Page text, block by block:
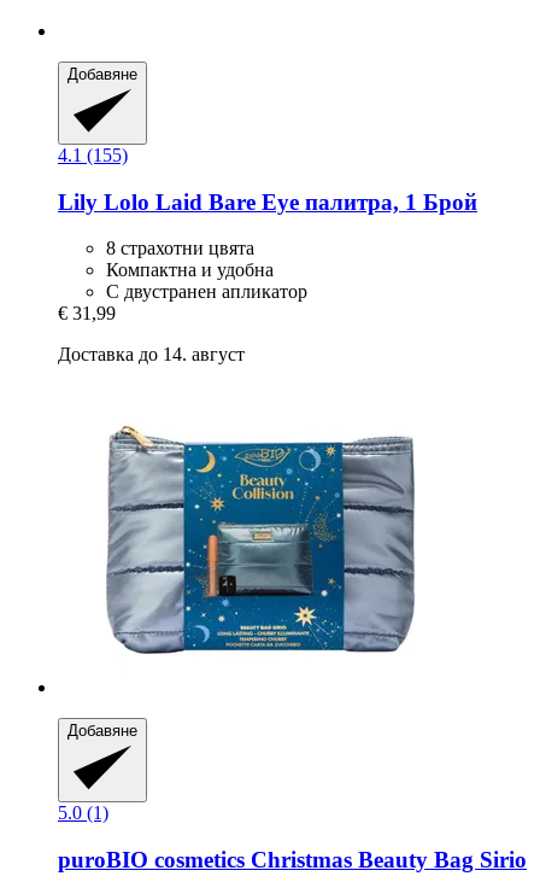
Добавяне
4.1 (155)
Lily Lolo Laid Bare Eye палитра, 1 Брой
8 страхотни цвята
Компактна и удобна
С двустранен апликатор
€ 31,99
Доставка до 14. август
Добавяне
5.0 (1)
puroBIO cosmetics Christmas Beauty Bag Sirio